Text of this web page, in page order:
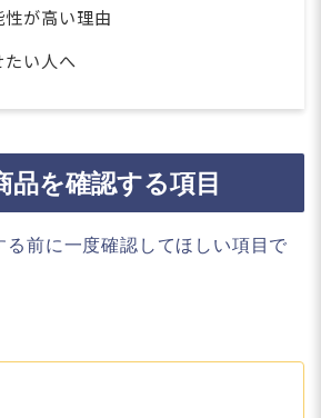
が高い理由
い人へ
品を確認する項目
る前に一度確認してほしい項目で